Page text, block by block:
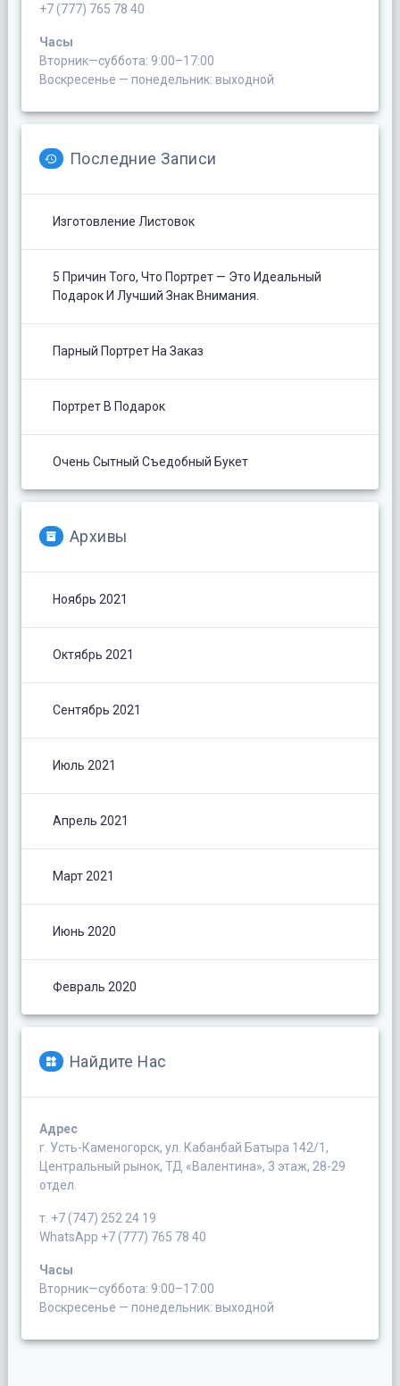
+7 (777) 765 78 40
Часы
Вторник—суббота: 9:00–17:00
Воскресенье — понедельник: выходной
Последние Записи
Изготовление Листовок
5 Причин Того, Что Портрет — Это Идеальный
Подарок И Лучший Знак Внимания.
Парный Портрет На Заказ
Портрет В Подарок
Очень Сытный Съедобный Букет
Архивы
Ноябрь 2021
Октябрь 2021
Сентябрь 2021
Июль 2021
Апрель 2021
Март 2021
Июнь 2020
Февраль 2020
Найдите Нас
Адрес
г. Усть-Каменогорск, ул. Кабанбай Батыра 142/1,
Центральный рынок, ТД «Валентина», 3 этаж, 28-29
отдел.
т. +7 (747) 252 24 19
WhatsApp +7 (777) 765 78 40
Часы
Вторник—суббота: 9:00–17:00
Воскресенье — понедельник: выходной